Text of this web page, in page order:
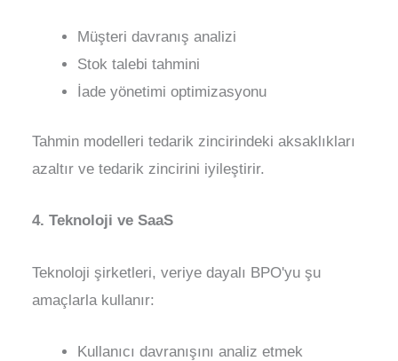
Müşteri davranış analizi
Stok talebi tahmini
İade yönetimi optimizasyonu
Tahmin modelleri tedarik zincirindeki aksaklıkları
azaltır ve tedarik zincirini iyileştirir.
4. Teknoloji ve SaaS
Teknoloji şirketleri, veriye dayalı BPO'yu şu
amaçlarla kullanır:
Kullanıcı davranışını analiz etmek